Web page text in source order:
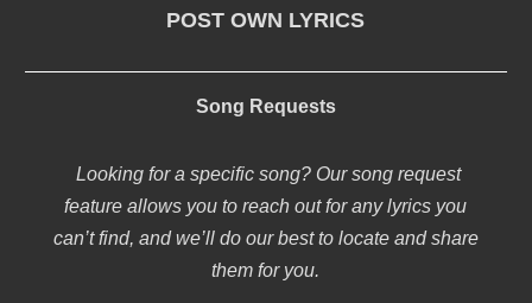
POST OWN LYRICS
Song Requests
Looking for a specific song? Our song request
feature allows you to reach out for any lyrics you
can’t find, and we’ll do our best to locate and share
them for you.